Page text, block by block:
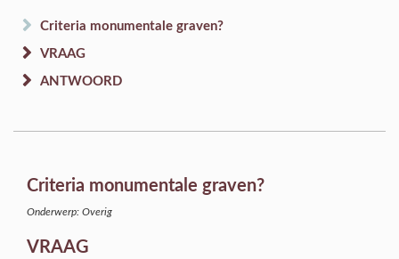
Criteria monumentale graven?
VRAAG
ANTWOORD
Criteria monumentale graven?
Onderwerp: Overig
VRAAG